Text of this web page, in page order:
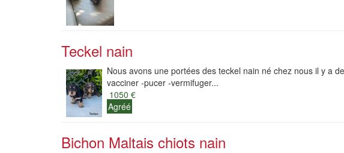
Teckel nain
Nous avons une portées des teckel nain né chez nous il y a
vacciner -pucer -vermifuger...
1050 €
Agréé
Bichon Maltais chiots nain